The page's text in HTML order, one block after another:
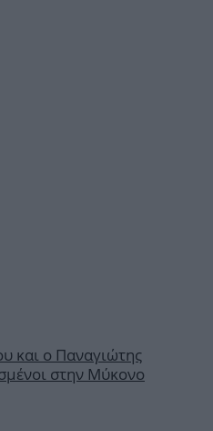
και ο Παναγιώτης
στην Μύκονο